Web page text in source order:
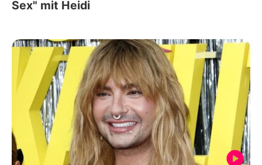
Sex" mit Heidi